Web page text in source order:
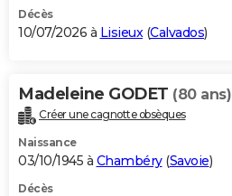
Décès
10/07/2026 à Lisieux(Calvados)
Madeleine GODET (80 ans)
Créer une cagnotte obsèques
Naissance
03/10/1945 à Chambéry(Savoie)
Décès